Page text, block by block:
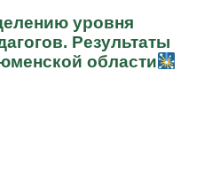
уровня
Результаты
области